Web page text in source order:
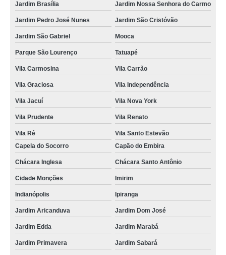
Jardim Brasília Jardim Nossa Senhora do Carmo
Jardim Pedro José Nunes Jardim São Cristóvão
Jardim São Gabriel Mooca
Parque São Lourenço Tatuapé
Vila Carmosina Vila Carrão
Vila Graciosa Vila Independência
Vila Jacuí Vila Nova York
Vila Prudente Vila Renato
Vila Ré
Vila Santo Estevão
Capela do Socorro
Capão do Embira
Chácara Inglesa Chácara Santo Antônio
Cidade Monções Imirim
Indianópolis Ipiranga
Jardim Aricanduva Jardim Dom José
Jardim Edda Jardim Marabá
Jardim Primavera Jardim Sabará